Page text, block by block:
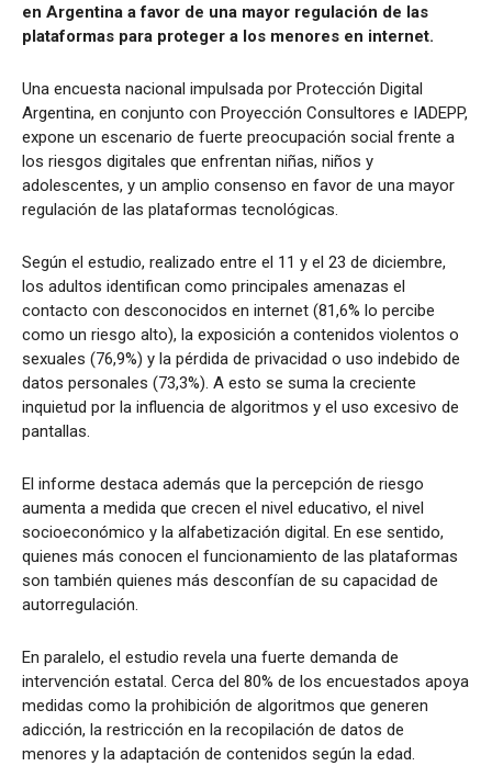
en Argentina a favor de una mayor regulación de las
plataformas para proteger a los menores en internet.
Una encuesta nacional impulsada por Protección Digital
Argentina, en conjunto con Proyección Consultores e IADEPP,
expone un escenario de fuerte preocupación social frente a
los riesgos digitales que enfrentan niñas, niños y
adolescentes, y un amplio consenso en favor de una mayor
regulación de las plataformas tecnológicas.
Según el estudio, realizado entre el 11 y el 23 de diciembre,
los adultos identifican como principales amenazas el
contacto con desconocidos en internet (81,6% lo percibe
como un riesgo alto), la exposición a contenidos violentos o
sexuales (76,9%) y la pérdida de privacidad o uso indebido de
datos personales (73,3%). A esto se suma la creciente
inquietud por la influencia de algoritmos y el uso excesivo de
pantallas.
El informe destaca además que la percepción de riesgo
aumenta a medida que crecen el nivel educativo, el nivel
socioeconómico y la alfabetización digital. En ese sentido,
quienes más conocen el funcionamiento de las plataformas
son también quienes más desconfían de su capacidad de
autorregulación.
En paralelo, el estudio revela una fuerte demanda de
intervención estatal. Cerca del 80% de los encuestados apoya
medidas como la prohibición de algoritmos que generen
adicción, la restricción en la recopilación de datos de
menores y la adaptación de contenidos según la edad.